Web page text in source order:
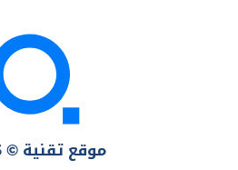
موقع تقنية © 2025